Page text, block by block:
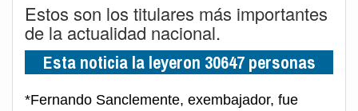
Estos son los titulares más importantes
de la actualidad nacional.
Esta noticia la leyeron 30647 personas
*Fernando Sanclemente, exembajador, fue